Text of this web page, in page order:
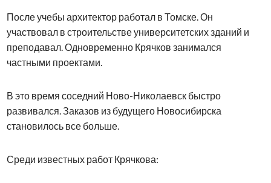
После учебы архитектор работал в Томске. Он
участвовал в строительстве университетских зданий и
преподавал. Одновременно Крячков занимался
частными проектами.
В это время соседний Ново-Николаевск быстро
развивался. Заказов из будущего Новосибирска
становилось все больше.
Среди известных работ Крячкова: